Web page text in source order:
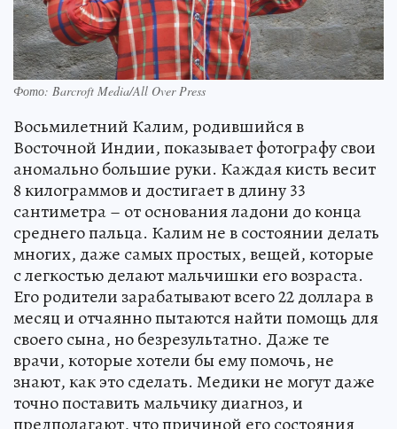
Фото: Barcroft Media/All Over Press
Восьмилетний Калим, родившийся в
Восточной Индии, показывает фотографу свои
аномально большие руки. Каждая кисть весит
8 килограммов и достигает в длину 33
сантиметра – от основания ладони до конца
среднего пальца. Калим не в состоянии делать
многих, даже самых простых, вещей, которые
с легкостью делают мальчишки его возраста.
Его родители зарабатывают всего 22 доллара в
месяц и отчаянно пытаются найти помощь для
своего сына, но безрезультатно. Даже те
врачи, которые хотели бы ему помочь, не
знают, как это сделать. Медики не могут даже
точно поставить мальчику диагноз, и
предполагают, что причиной его состояния